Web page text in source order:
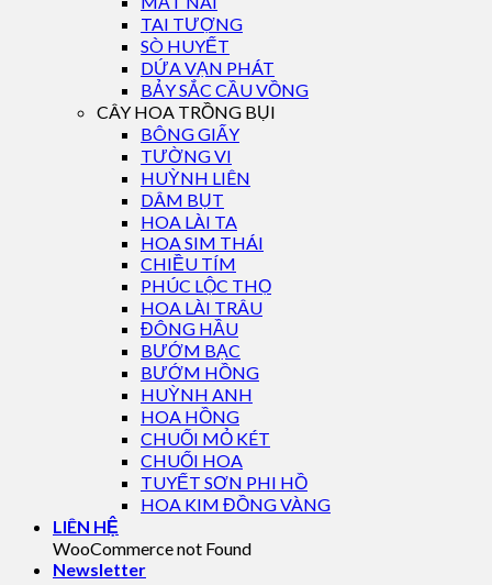
TAI TƯỢNG
SÒ HUYẾT
DỨA VẠN PHÁT
BẢY SẮC CẦU VỒNG
CÂY HOA TRỒNG BỤI
BÔNG GIẤY
TƯỜNG VI
HUỲNH LIÊN
DÂM BỤT
HOA LÀI TA
HOA SIM THÁI
CHIỀU TÍM
PHÚC LỘC THỌ
HOA LÀI TRÂU
ĐÔNG HẦU
BƯỚM BẠC
BƯỚM HỒNG
HUỲNH ANH
HOA HỒNG
CHUỐI MỎ KÉT
CHUỐI HOA
TUYẾT SƠN PHI HỒ
HOA KIM ĐỒNG VÀNG
LIÊN HỆ
WooCommerce not Found
Newsletter